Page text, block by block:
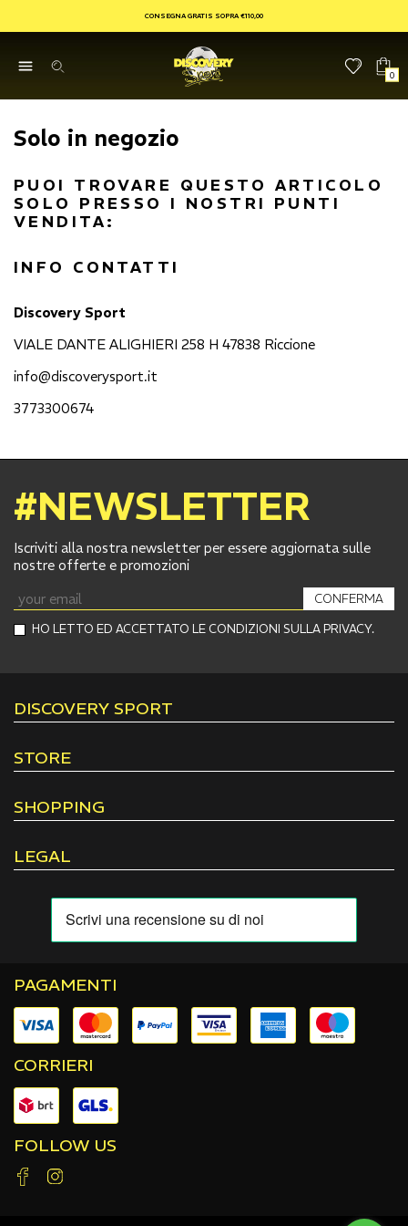
CONSEGNA GRATIS SOPRA €110,00
0
Solo in negozio
PUOI TROVARE QUESTO ARTICOLO
SOLO PRESSO I NOSTRI PUNTI
VENDITA:
INFO CONTATTI
Discovery Sport
VIALE DANTE ALIGHIERI 258 H 47838 Riccione
info@discoverysport.it
3773300674
#NEWSLETTER
Iscriviti alla nostra newsletter per essere aggiornata sulle
nostre offerte e promozioni
HO LETTO ED ACCETTATO LE CONDIZIONI SULLA PRIVACY.
CONFERMA
DISCOVERY SPORT
STORE
SHOPPING
LEGAL
PAGAMENTI
CORRIERI
FOLLOW US